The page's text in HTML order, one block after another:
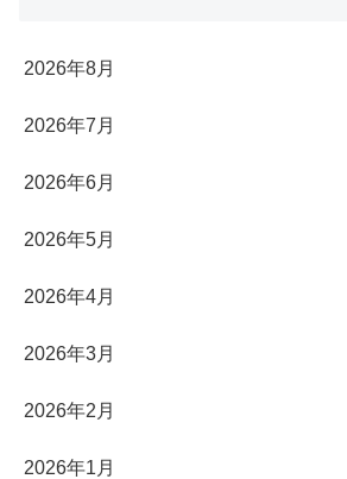
2026年8月
2026年7月
2026年6月
2026年5月
2026年4月
2026年3月
2026年2月
2026年1月